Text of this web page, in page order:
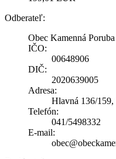
Odberateľ:
Obec Kamenná Poruba
IČO:
00648906
DIČ:
2020639005
Adresa:
Hlavná 136/159,
Telefón:
041/5498332
E-mail: